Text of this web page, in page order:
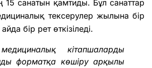
15 санатын қамтиды. Бұл санаттар
тексерулер жылына бір
бір рет өткізіледі.
кітапшаларды
форматқа көшіру арқылы